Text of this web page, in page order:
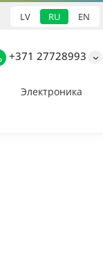
LV RU EN
+371 27728993
Электроника